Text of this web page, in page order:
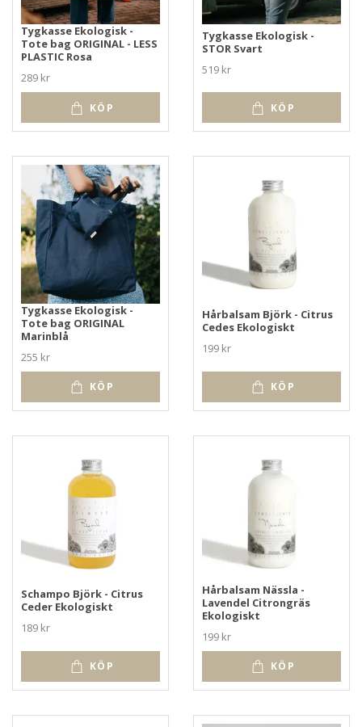
Tygkasse Ekologisk -
Tote bag ORIGINAL - LESS
PLASTIC Rosa
289 kr
KÖP
Tygkasse Ekologisk -
STOR Svart
519 kr
KÖP
Tygkasse Ekologisk -
Tote bag ORIGINAL
Marinblå
255 kr
KÖP
Hårbalsam Björk - Citrus
Cedes Ekologiskt
199 kr
KÖP
Schampo Björk - Citrus
Ceder Ekologiskt
189 kr
KÖP
Hårbalsam Nässla -
Lavendel Citrongräs
Ekologiskt
199 kr
KÖP